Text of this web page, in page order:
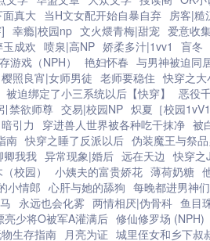
真大 当H文女配开始自暴自弃 房客|糙
幸瘾|校园np 文火煨青梅|甜宠 爱意收
玉成欢 喷泉|高NP 娇柔多汁|1vv1
盲冬
游戏（NPH） 艳妇怀春 与男神被迫同
樱照良宵|女师男徒 老师要稳住 快穿之
被迫绑定了小三系统以后【快穿】 恶役
禁欲师尊 交易|校园NP 炽夏［校园1vV1
暗引力 穿进兽人世界被各种吃干抹净 被
南 快穿之睡了反派以后 伪装魔王与祭
卿我我 异常现象|婚后 远在天边 快穿之
校园） 小姨夫的富贵娇花 薄荷奶糖
小情郎 心肝与她的舔狗 每晚都进男神
永远也会化雾 两情相厌|伪骨科 鱼目
亮少将O被军A灌满后 修仙修罗场 (NPH)
生存指南 月亮为证 城里侄女和乡下叔